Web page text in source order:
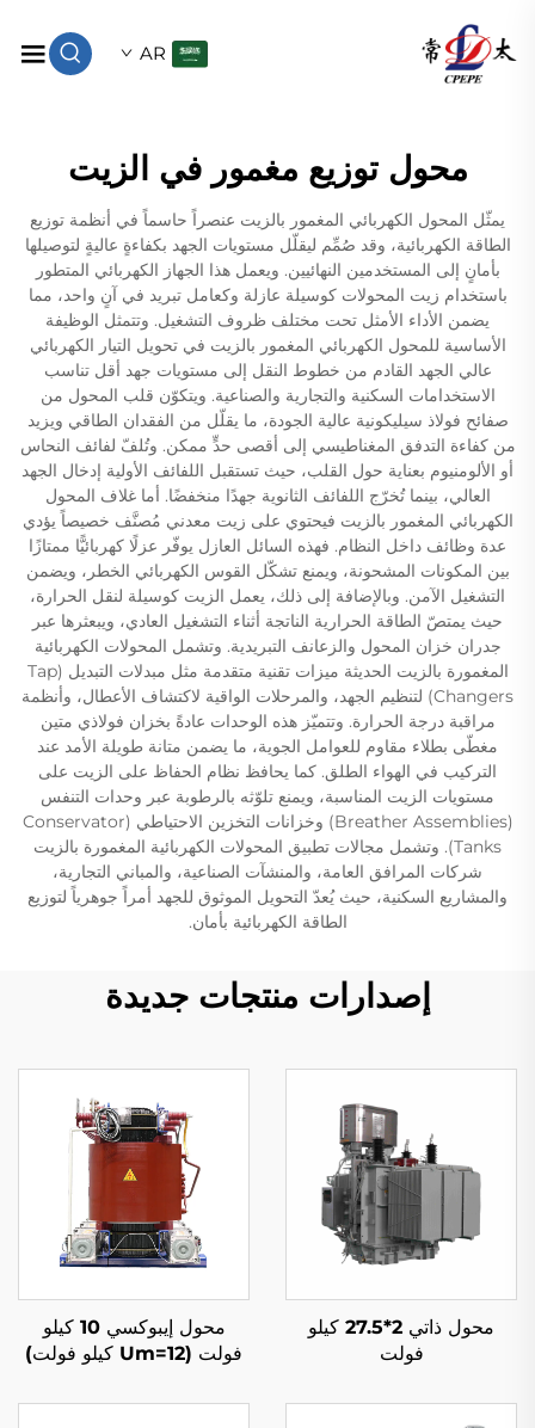
AR
محول توزيع مغمور في الزيت
يمثّل المحول الكهربائي المغمور بالزيت عنصراً حاسماً في أنظمة توزيع
الطاقة الكهربائية، وقد صُمِّم ليقلّل مستويات الجهد بكفاءةٍ عاليةٍ لتوصيلها
بأمانٍ إلى المستخدمين النهائيين. ويعمل هذا الجهاز الكهربائي المتطور
باستخدام زيت المحولات كوسيلة عازلة وكعامل تبريد في آنٍ واحد، مما
يضمن الأداء الأمثل تحت مختلف ظروف التشغيل. وتتمثل الوظيفة
الأساسية للمحول الكهربائي المغمور بالزيت في تحويل التيار الكهربائي
عالي الجهد القادم من خطوط النقل إلى مستويات جهد أقل تناسب
الاستخدامات السكنية والتجارية والصناعية. ويتكوّن قلب المحول من
صفائح فولاذ سيليكونية عالية الجودة، ما يقلّل من الفقدان الطاقي ويزيد
من كفاءة التدفق المغناطيسي إلى أقصى حدٍّ ممكن. وتُلفّ لفائف النحاس
أو الألومنيوم بعناية حول القلب، حيث تستقبل اللفائف الأولية إدخال الجهد
العالي، بينما تُخرّج اللفائف الثانوية جهدًا منخفضًا. أما غلاف المحول
الكهربائي المغمور بالزيت فيحتوي على زيت معدني مُصنَّف خصيصاً يؤدي
عدة وظائف داخل النظام. فهذه السائل العازل يوفّر عزلًا كهربائيًّا ممتازًا
بين المكونات المشحونة، ويمنع تشكّل القوس الكهربائي الخطر، ويضمن
التشغيل الآمن. وبالإضافة إلى ذلك، يعمل الزيت كوسيلة لنقل الحرارة،
حيث يمتصّ الطاقة الحرارية الناتجة أثناء التشغيل العادي، ويبعثرها عبر
جدران خزان المحول والزعانف التبريدية. وتشمل المحولات الكهربائية
المغمورة بالزيت الحديثة ميزات تقنية متقدمة مثل مبدلات التبديل (Tap
Changers) لتنظيم الجهد، والمرحلات الواقية لاكتشاف الأعطال، وأنظمة
مراقبة درجة الحرارة. وتتميّز هذه الوحدات عادةً بخزان فولاذي متين
مغطّى بطلاء مقاوم للعوامل الجوية، ما يضمن متانة طويلة الأمد عند
التركيب في الهواء الطلق. كما يحافظ نظام الحفاظ على الزيت على
مستويات الزيت المناسبة، ويمنع تلوّثه بالرطوبة عبر وحدات التنفس
(Breather Assemblies) وخزانات التخزين الاحتياطي (Conservator
Tanks). وتشمل مجالات تطبيق المحولات الكهربائية المغمورة بالزيت
شركات المرافق العامة، والمنشآت الصناعية، والمباني التجارية،
والمشاريع السكنية، حيث يُعدّ التحويل الموثوق للجهد أمراً جوهرياً لتوزيع
الطاقة الكهربائية بأمان.
إصدارات منتجات جديدة
محول ذاتي 2*27.5 كيلو
فولت
محول إيبوكسي 10 كيلو
فولت (Um=12 كيلو فولت)